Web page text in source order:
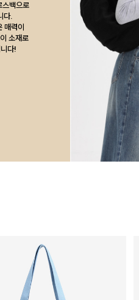
스백으로
다.
매력이
소재로
다!